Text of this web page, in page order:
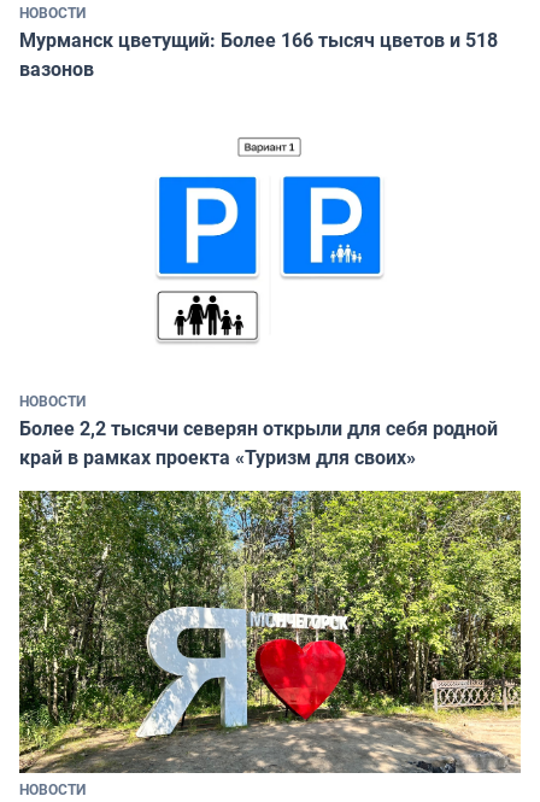
НОВОСТИ
Мурманск цветущий: Более 166 тысяч цветов и 518
вазонов
НОВОСТИ
Более 2,2 тысячи северян открыли для себя родной
край в рамках проекта «Туризм для своих»
НОВОСТИ